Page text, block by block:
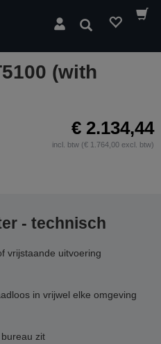
Zoeken
(with
€ 2.134,44
incl. btw (€ 1.764,00 excl. btw)
- technisch
vrijstaande uitvoering
in vrijwel elke omgeving
zit